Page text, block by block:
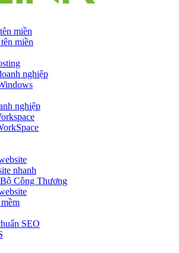
miền
miền
nghiệp
nghiệp
nhanh
Công Thương
SEO